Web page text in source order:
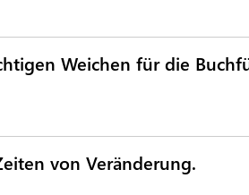
Weichen für die
von Veränderung.